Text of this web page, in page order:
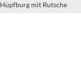
Hüpfburg mit Rutsche